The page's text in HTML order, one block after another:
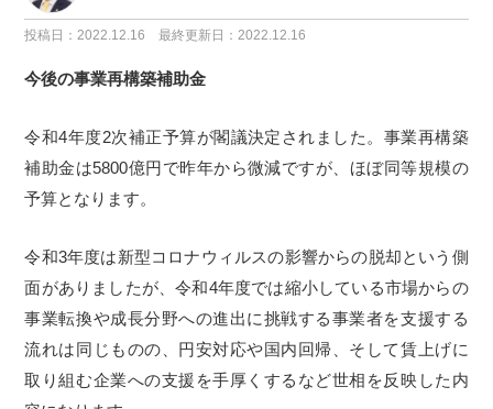
投稿日：2022.12.16 最終更新日：2022.12.16
今後の事業再構築補助金
令和4年度2次補正予算が閣議決定されました。事業再構築
補助金は5800億円で昨年から微減ですが、ほぼ同等規模の
予算となります。
令和3年度は新型コロナウィルスの影響からの脱却という側
面がありましたが、令和4年度では縮小している市場からの
事業転換や成長分野への進出に挑戦する事業者を支援する
流れは同じものの、円安対応や国内回帰、そして賃上げに
取り組む企業への支援を手厚くするなど世相を反映した内